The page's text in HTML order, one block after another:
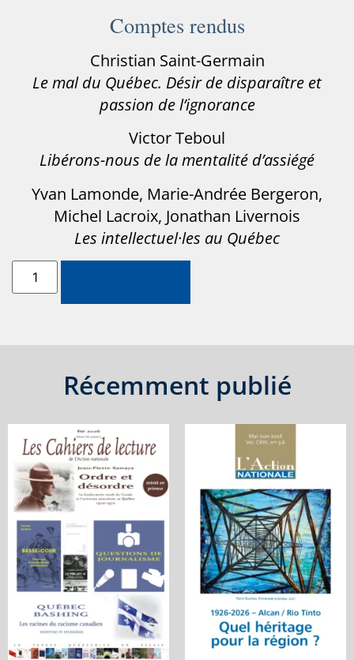
Comptes rendus
Christian Saint-Germain
Le mal du Québec. Désir de disparaître et
passion de l’ignorance
Victor Teboul
Libérons-nous de la mentalité d’assiégé
Yvan Lamonde, Marie-Andrée Bergeron,
Michel Lacroix, Jonathan Livernois
Les intellectuel·les au Québec
Récemment publié